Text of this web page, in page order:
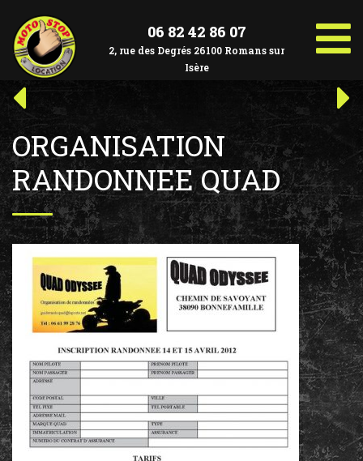
au
contenu
2, rue des Degrés 26100 Romans sur
Isère
06 82 42 86 07
Navigation
de
l’article
Article
précédent :
ORGANISATION
RANDONNEE QUAD